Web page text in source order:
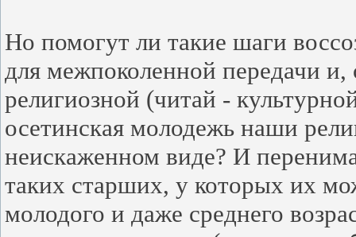
Но помогут ли такие шаги
для межпоколенной передачи и,
религиозной (читай -
осетинская молодежь наши
неискаженном виде? И
таких старших, у которых их
молодого и даже среднего